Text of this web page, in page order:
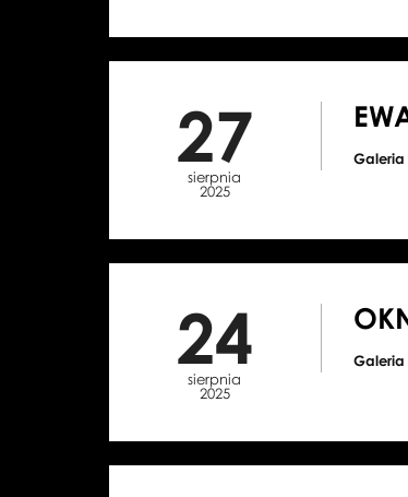
27
sierpnia
2025
24
sierpnia
2025